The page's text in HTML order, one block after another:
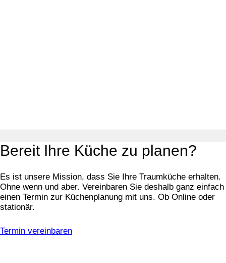
Bereit Ihre Küche zu planen?
Es ist unsere Mission, dass Sie Ihre Traumküche erhalten.
Ohne wenn und aber. Vereinbaren Sie deshalb ganz einfach
einen Termin zur Küchenplanung mit uns. Ob Online oder
stationär.
Termin vereinbaren